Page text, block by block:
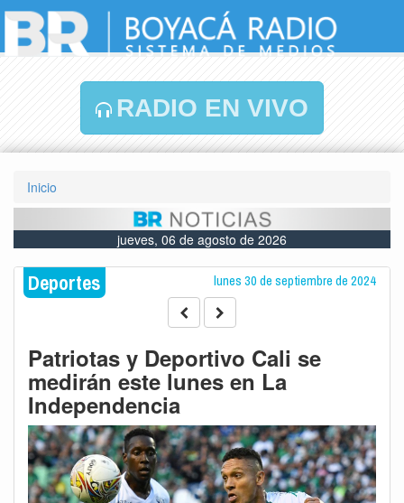
RADIO EN VIVO
Inicio
jueves, 06 de agosto de 2026
Deportes lunes 30 de septiembre de 2024
Patriotas y Deportivo Cali se
medirán este lunes en La
Independencia